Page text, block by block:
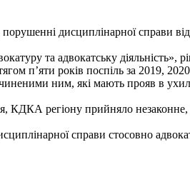
дисциплінарної справи
та адвокатську діяльність»,
п’яти років поспіль за 2019,
ним, які мають прояв в
регіону прийняло незаконне,
справи стосовно